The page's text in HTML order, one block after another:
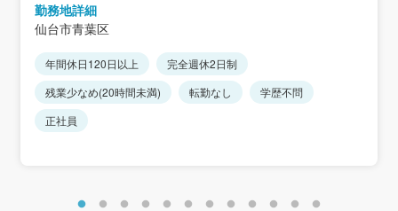
勤務地詳細
仙台市青葉区
年間休日120日以上
完全週休2日制
残業少なめ(20時間未満)
転勤なし
学歴不問
正社員